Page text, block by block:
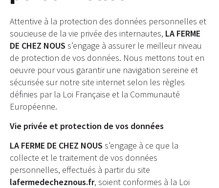
Attentive à la protection des données personnelles et
soucieuse de la vie privée des internautes, LA FERME
DE CHEZ NOUS s’engage à assurer le meilleur niveau
de protection de vos données. Nous mettons tout en
oeuvre pour vous garantir une navigation sereine et
sécurisée sur notre site internet selon les règles
définies par la Loi Française et la Communauté
Européenne.
Vie privée et protection de vos données
LA FERME DE CHEZ NOUS s’engage à ce que la
collecte et le traitement de vos données
personnelles, effectués à partir du site
lafermedecheznous.fr, soient conformes à la Loi